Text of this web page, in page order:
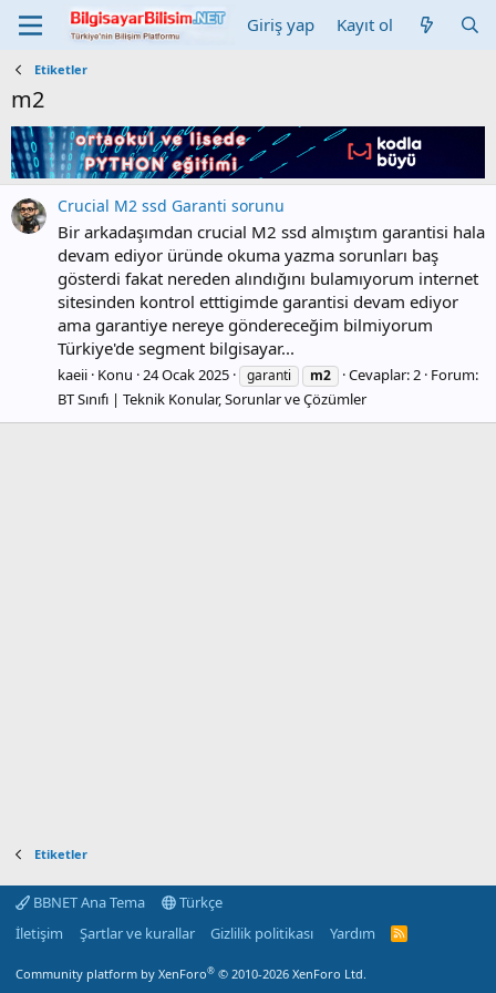
Giriş yap Kayıt ol
Etiketler
m2
Crucial M2 ssd Garanti sorunu
Bir arkadaşımdan crucial M2 ssd almıştım garantisi hala
devam ediyor üründe okuma yazma sorunları baş
gösterdi fakat nereden alındığını bulamıyorum internet
sitesinden kontrol etttigimde garantisi devam ediyor
ama garantiye nereye göndereceğim bilmiyorum
Türkiye'de segment bilgisayar...
kaeii Konu 24 Ocak 2025 garanti m2 Cevaplar: 2 Forum:
BT Sınıfı | Teknik Konular, Sorunlar ve Çözümler
Etiketler
BBNET Ana Tema
Türkçe
İletişim
Şartlar ve kurallar Gizlilik politikası Yardım
R
Community platform by XenForo® © 2010-2026 XenForo Ltd.